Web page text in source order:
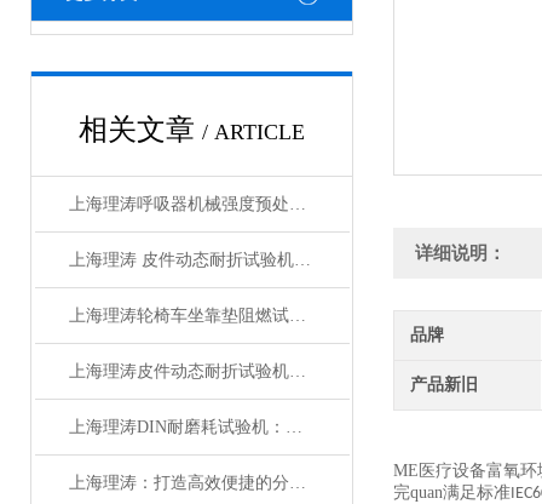
相关文章 / ARTICLE
上海理涛呼吸器机械强度预处理试验机：准确可靠
上海理涛 皮件动态耐折试验机 准确可靠
上海理涛轮椅车坐靠垫阻燃试验机：信赖之选
上海理涛皮件动态耐折试验机：准确可靠
上海理涛DIN耐磨耗试验机：质量保证
上海理涛：打造高效便捷的分供气管与转换装置连接强度试验机
详细说明：
品牌
产品新旧
ME医疗设备富氧
完quan满足标准